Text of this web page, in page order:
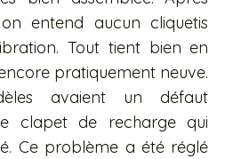
entend aucun cliquetis
Tout tient bien en
pratiquement neuve.
avaient un défaut
clapet de recharge qui
Ce problème a été réglé